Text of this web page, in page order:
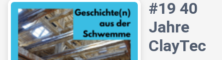
#19 40
Jahre
ClayTec